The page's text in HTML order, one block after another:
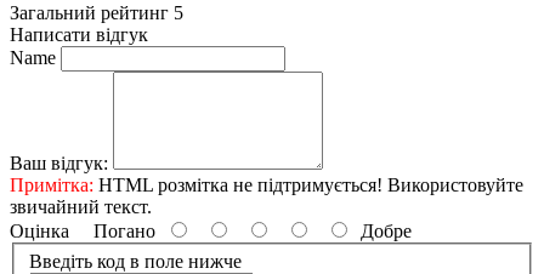
Загальний рейтинг 5
Написати відгук
Name
Ваш відгук:
Примітка: HTML розмітка не підтримується! Використовуйте
звичайний текст.
Оцінка Погано
Добре
Введіть код в поле нижче